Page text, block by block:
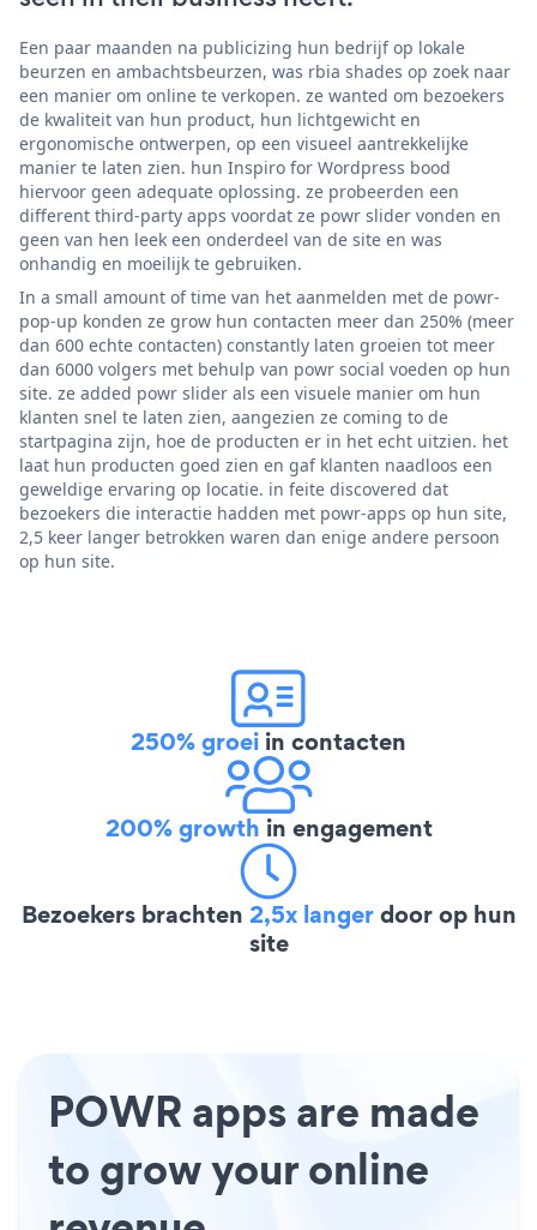
Een paar maanden na publicizing hun bedrijf op lokale
beurzen en ambachtsbeurzen, was rbia shades op zoek naar
een manier om online te verkopen. ze wanted om bezoekers
de kwaliteit van hun product, hun lichtgewicht en
ergonomische ontwerpen, op een visueel aantrekkelijke
manier te laten zien. hun Inspiro for Wordpress bood
hiervoor geen adequate oplossing. ze probeerden een
different third-party apps voordat ze powr slider vonden en
geen van hen leek een onderdeel van de site en was
onhandig en moeilijk te gebruiken.
In a small amount of time van het aanmelden met de powr-
pop-up konden ze grow hun contacten meer dan 250% (meer
dan 600 echte contacten) constantly laten groeien tot meer
dan 6000 volgers met behulp van powr social voeden op hun
site. ze added powr slider als een visuele manier om hun
klanten snel te laten zien, aangezien ze coming to de
startpagina zijn, hoe de producten er in het echt uitzien. het
laat hun producten goed zien en gaf klanten naadloos een
geweldige ervaring op locatie. in feite discovered dat
bezoekers die interactie hadden met powr-apps op hun site,
2,5 keer langer betrokken waren dan enige andere persoon
op hun site.
250% groei in contacten
200% growth in engagement
Bezoekers brachten 2,5x langerdoor op hun
site
POWR apps are made
to grow your online